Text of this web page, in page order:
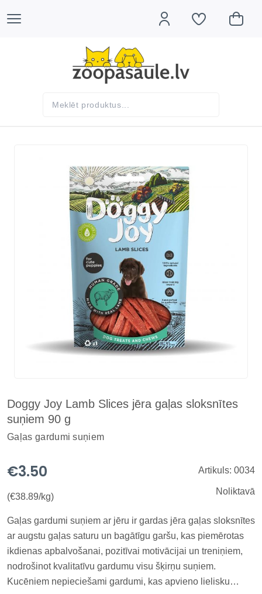
Doggy Joy Lamb Slices jēra gaļas sloksnītes
suņiem 90 g
Gaļas gardumi suņiem
€3.50
(€38.89/kg)
Artikuls: 0034
Noliktavā
Gaļas gardumi suņiem ar jēru ir gardas jēra gaļas sloksnītes
ar augstu gaļas saturu un bagātīgu garšu, kas piemērotas
ikdienas apbalvošanai, pozitīvai motivācijai un treniņiem,
nodrošinot kvalitatīvu gardumu visu šķirņu suņiem.
Kucēniem nepieciešami gardumi, kas apvieno lielisku